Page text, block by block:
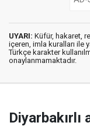
UYARI: Küfür, hakaret,
içeren, imla kuralları ile
Türkçe karakter
onaylanmamaktadır.
Diyarbakırlı